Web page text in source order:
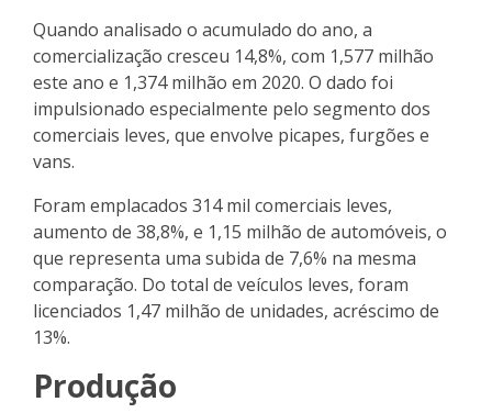
Quando analisado o acumulado do ano, a
comercialização cresceu 14,8%, com 1,577 milhão
este ano e 1,374 milhão em 2020. O dado foi
impulsionado especialmente pelo segmento dos
comerciais leves, que envolve picapes, furgões e
vans.
Foram emplacados 314 mil comerciais leves,
aumento de 38,8%, e 1,15 milhão de automóveis, o
que representa uma subida de 7,6% na mesma
comparação. Do total de veículos leves, foram
licenciados 1,47 milhão de unidades, acréscimo de
13%.
Produção